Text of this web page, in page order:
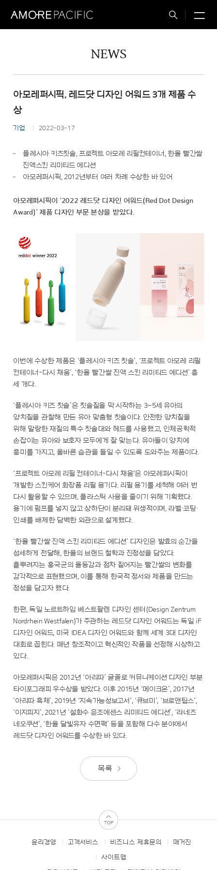
Total
NEWS
아모레퍼시픽, 레드닷 디자인 어워드 3개 제품 수
상
기업 2022-03-17
플레시아 키즈칫솔, 프로젝트 아모레 리필컨테이너, 한율 빨간쌀
진액스킨 리미티드 에디션
아모레퍼시픽, 2012년부터 여러 차례 수상한 바 있어
아모레퍼시픽이 ‘2022 레드닷 디자인 어워드(Red Dot Design
Award)’ 제품 디자인 부문 본상을 받았다.
이번에 수상한 제품은 ‘플레시아 키즈 칫솔’, ‘프로젝트 아모레 리필
컨테이너-다시 채움’, ‘한율 빨간쌀 진액 스킨 리미티드 에디션’ 총
세 개다.
‘플레시아 키즈 칫솔’은 칫솔질을 막 시작하는 3~5세 유아의
양치질을 관찰해 만든 유아 맞춤형 칫솔이다. 안전한 양치질을
위해 말랑한 재질의 특수 칫솔대와 헤드를 사용했고, 인체공학적
손잡이는 유아와 보호자 모두에게 잘 맞는다. 유아들이 양치에
흥미를 가지고, 올바른 습관을 들일 수 있도록 도와주는 제품이다.
‘프로젝트 아모레 리필 컨테이너-다시 채움'은 아모레퍼시픽이
개발한 스킨케어 화장품 리필 용기다. 리필 용기를 세척해 여러 번
다시 활용할 수 있으며, 플라스틱 사용을 줄이기 위해 기획했다.
용기에 펌프를 넣지 않고 상하단이 분리돼 위생적이며, 라벨·코팅·
인쇄를 배제한 담백한 외관으로 설계했다.
‘한율 빨간쌀 진액 스킨 리미티드 에디션’ 디자인은 발효의 순간을
섬세하게 전달해, 한율의 브랜드 철학과 진정성을 담았다.
흩뿌려지는 홍국균의 율동감과 점차 짙어지는 빨간쌀의 변화를
감각적으로 표현했으며, 이를 통해 한국적 정서와 제품을 만드는
정성을 담고자 했다.
한편, 독일 노르트하임 베스트팔렌 디자인 센터(Design Zentrum
Nordrhein Westfalen)가 주관하는 레드닷 디자인 어워드는 독일 iF
디자인 어워드, 미국 IDEA 디자인 어워드와 함께 세계 3대 디자인
대회로 꼽힌다. 매년 창조적이고 혁신적인 작품을 선정해 시상하고
있다.
아모레퍼시픽은 2012년 ‘아리따’ 글꼴로 커뮤니케이션 디자인 부분
타이포그래피 우수상을 받았다. 이후 2015년 ‘메이크온’, 2017년
‘아리따 흑체’, 2019년 ‘지속가능성보고서’, ‘큐브미’, ‘브로앤팁스’,
‘이지피지’, 2021년 ‘설화수 윤조에센스 리미티드 에디션’, ‘라네즈
네오쿠션’, ‘한율 달빛유자 수면팩’ 등을 포함해 다수 분야에서
레드닷 디자인 어워드를 수상한 바 있다.
목록
TOP
FOOTER윤리경영 고객서비스 비즈니스 제휴문의 매거진
사이트맵